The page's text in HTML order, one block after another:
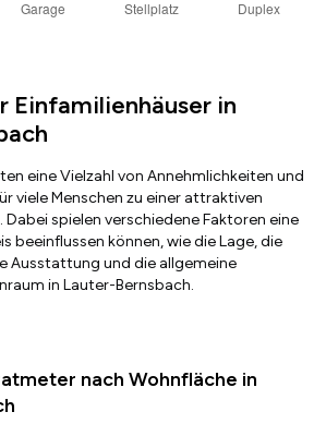
Einfamilienhäuser in
eine Vielzahl von Annehmlichkeiten und
viele Menschen zu einer attraktiven
spielen verschiedene Faktoren eine
beeinflussen können, wie die Lage, die
Ausstattung und die allgemeine
in Lauter-Bernsbach.
nach Wohnfläche in